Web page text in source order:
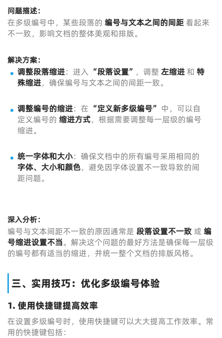
问题描述：
在多级编号中，某些段落的 编号与文本之间的间距看起来
不一致，影响文档的整体美观和排版。
解决方案：
调整段落缩进：进入 “段落设置” ，调整 左缩进和 特
殊缩进，确保编号与文本之间的间距一致。
调整编号的缩进：在 “定义新多级编号” 中，可以自
定义编号的 缩进方式，根据需要调整每一层级的编号
缩进。
统一字体和大小：确保文档中的所有编号采用相同的
字体、大小和颜色，避免因字体设置不一致导致的间
距问题。
深入分析：
编号与文本间距不一致的原因通常是 段落设置不一致 或 编
号缩进设置不当。解决这个问题的最好方法是确保每一层级
的编号都有适当的缩进，并统一整个文档的排版风格。
三、实用技巧：优化多级编号体验
1. 使用快捷键提高效率
在设置多级编号时，使用快捷键可以大大提高工作效率。常
用的快捷键包括：